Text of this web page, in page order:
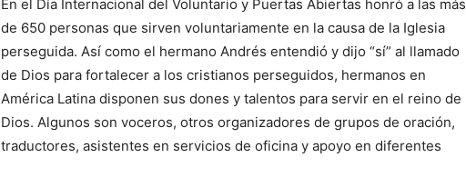
En el Día Internacional del Voluntario y Puertas Abiertas honró a las más
de 650 personas que sirven voluntariamente en la causa de la Iglesia
perseguida. Así como el hermano Andrés entendió y dijo “sí” al llamado
de Dios para fortalecer a los cristianos perseguidos, hermanos en
América Latina disponen sus dones y talentos para servir en el reino de
Dios. Algunos son voceros, otros organizadores de grupos de oración,
traductores, asistentes en servicios de oficina y apoyo en diferentes